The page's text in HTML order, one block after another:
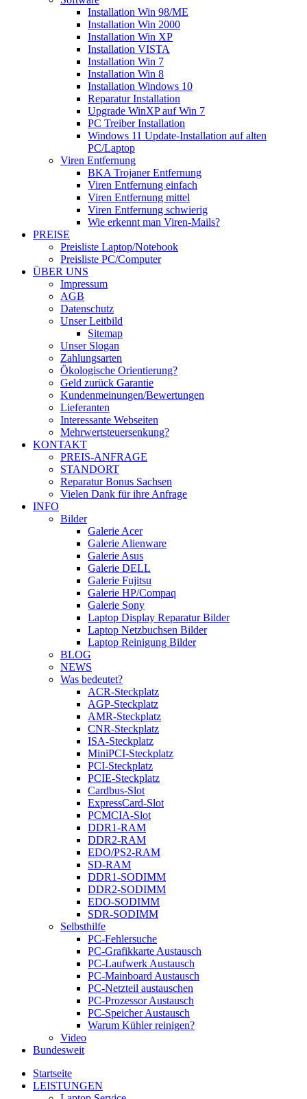
Installation Win 98/ME
Installation Win 2000
Installation Win XP
Installation VISTA
Installation Win 7
Installation Win 8
Installation Windows 10
Reparatur Installation
Upgrade WinXP auf Win 7
PC Treiber Installation
Windows 11 Update-Installation auf alten
PC/Laptop
Viren Entfernung
BKA Trojaner Entfernung
Viren Entfernung einfach
Viren Entfernung mittel
Viren Entfernung schwierig
Wie erkennt man Viren-Mails?
PREISE
Preisliste Laptop/Notebook
Preisliste PC/Computer
ÜBER UNS
Impressum
AGB
Datenschutz
Unser Leitbild
Sitemap
Unser Slogan
Zahlungsarten
Ökologische Orientierung?
Geld zurück Garantie
Kundenmeinungen/Bewertungen
Lieferanten
Interessante Webseiten
Mehrwertsteuersenkung?
KONTAKT
PREIS-ANFRAGE
STANDORT
Reparatur Bonus Sachsen
Vielen Dank für ihre Anfrage
INFO
Bilder
Galerie Acer
Galerie Alienware
Galerie Asus
Galerie DELL
Galerie Fujitsu
Galerie HP/Compaq
Galerie Sony
Laptop Display Reparatur Bilder
Laptop Netzbuchsen Bilder
Laptop Reinigung Bilder
BLOG
NEWS
Was bedeutet?
ACR-Steckplatz
AGP-Steckplatz
AMR-Steckplatz
CNR-Steckplatz
ISA-Steckplatz
MiniPCI-Steckplatz
PCI-Steckplatz
PCIE-Steckplatz
Cardbus-Slot
ExpressCard-Slot
PCMCIA-Slot
DDR1-RAM
DDR2-RAM
EDO/PS2-RAM
SD-RAM
DDR1-SODIMM
DDR2-SODIMM
EDO-SODIMM
SDR-SODIMM
Selbsthilfe
PC-Fehlersuche
PC-Grafikkarte Austausch
PC-Laufwerk Austausch
PC-Mainboard Austausch
PC-Netzteil austauschen
PC-Prozessor Austausch
PC-Speicher Austausch
Warum Kühler reinigen?
Video
Bundesweit
Startseite
LEISTUNGEN